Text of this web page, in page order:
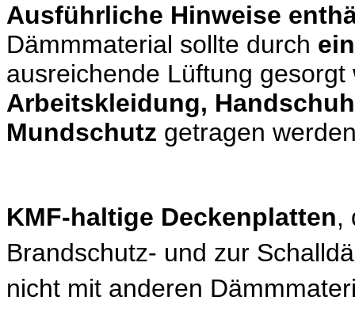
Ausführliche Hinweise
Dämmmaterial sollte durch
ausreichende Lüftung
Arbeitskleidung,
Mundschutz getragen
KMF-haltige Deckenplatten,
Brandschutz- und zur
nicht mit anderen